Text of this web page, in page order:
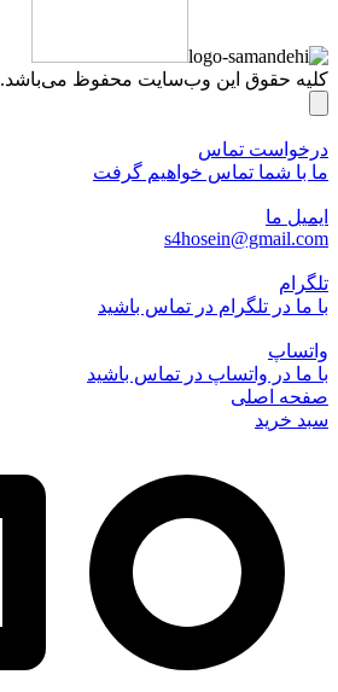
کلیه حقوق این وب‌سایت محفوظ می‌باشد. 2000-2026
درخواست تماس
ما با شما تماس خواهیم گرفت
ایمیل ما
s4hosein@gmail.com
تلگرام
با ما در تلگرام در تماس باشید
واتساپ
با ما در واتساپ در تماس باشید
صفحه اصلی
سبد خرید